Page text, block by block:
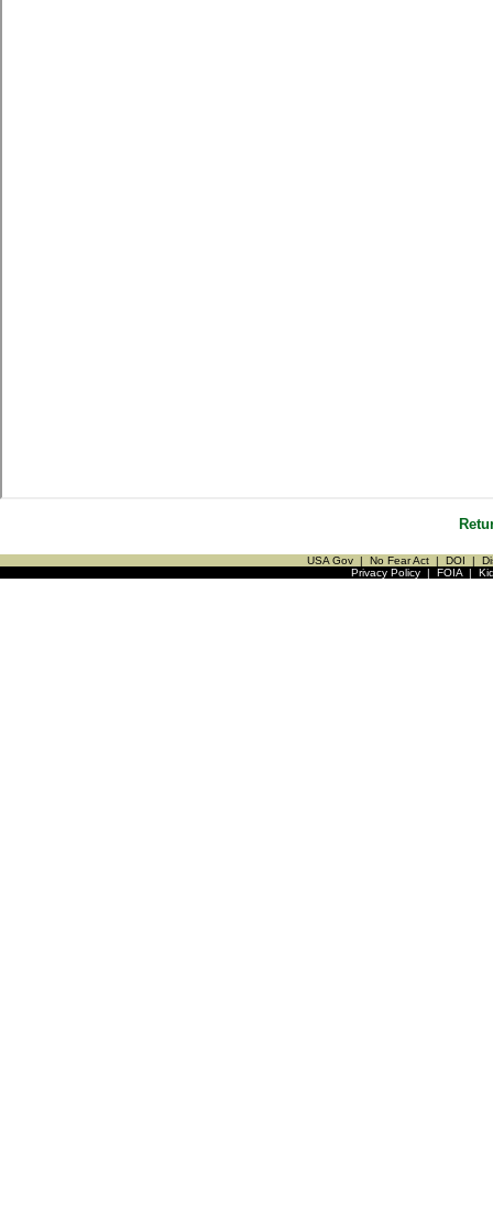
USA Gov | No Fear Act | DOI |
Privacy Policy| FOIA|